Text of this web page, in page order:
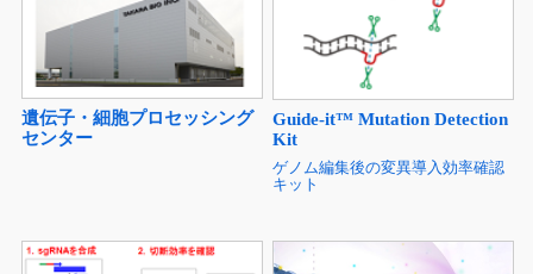
遺伝子・細胞プロセッシング
センター
Guide-it™ Mutation Detection
Kit
ゲノム編集後の変異導入効率確認
キット